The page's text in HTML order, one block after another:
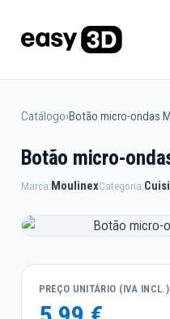
Catálogo›Botão micro-ondas
Botão micro-
Marca:MoulinexCategoria:
PREÇO UNITÁRIO (IVA INCL.)